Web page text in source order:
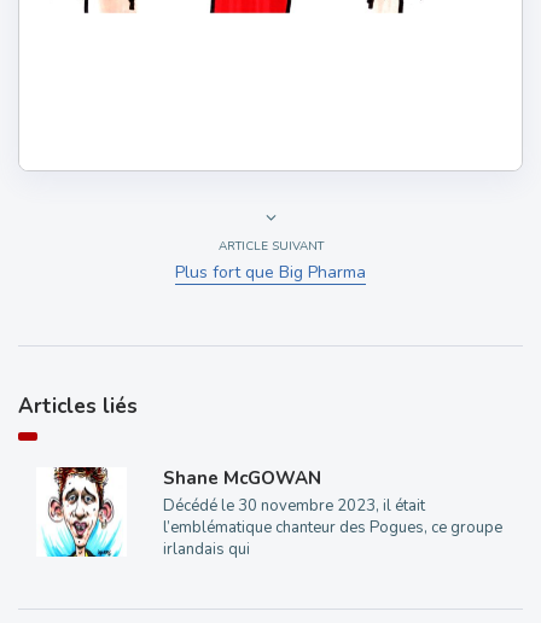
ARTICLE SUIVANT
Plus fort que Big Pharma
Articles liés
Shane McGOWAN
Décédé le 30 novembre 2023, il était
l’emblématique chanteur des Pogues, ce groupe
irlandais qui